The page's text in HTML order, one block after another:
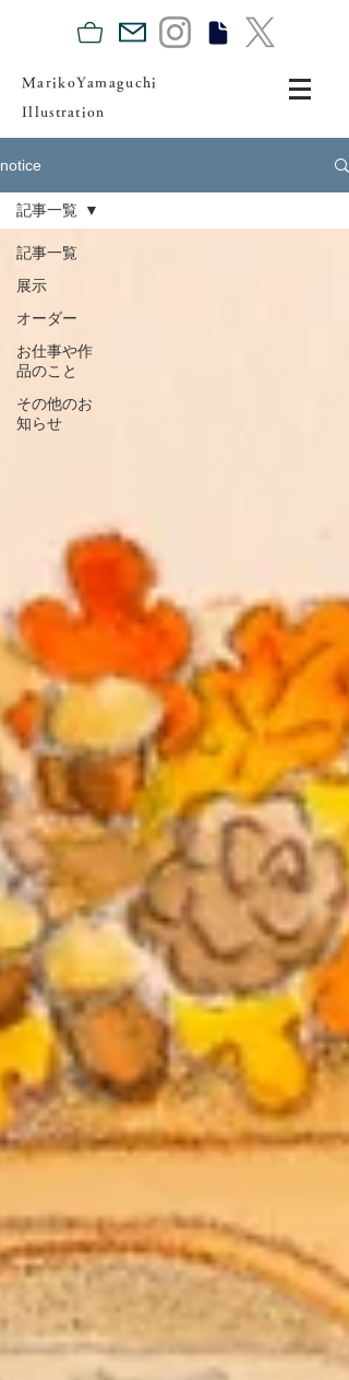
MarikoYamaguchi
Illustration
notice
記事一覧
展示
オーダー
お仕事や作
品のこと
その他のお
知らせ
記事一覧